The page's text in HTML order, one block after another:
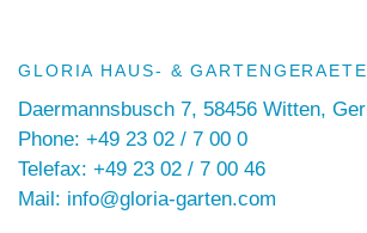
GLORIA HAUS- &
Daermannsbusch 7, 58456 Witten,
Phone: +49 23 02 / 7 00 0
Telefax: +49 23 02 / 7 00 46
Mail: info@gloria-garten.com